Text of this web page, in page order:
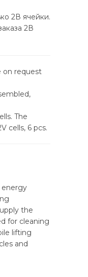
2В ячейки.
2В
on request
The
cells, 6 pcs.
energy
the
for cleaning
lifting
and